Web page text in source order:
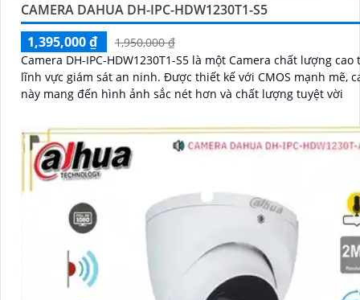
CAMERA DAHUA DH-IPC-HDW1230T1-S5
1,395,000 ₫
1,950,000 ₫
Camera DH-IPC-HDW1230T1-S5 là một Camera chất lượng cao
lĩnh vực giám sát an ninh. Được thiết kế với CMOS mạnh mẽ, camera
này mang đến hình ảnh sắc nét hơn và chất lượng tuyệt vời